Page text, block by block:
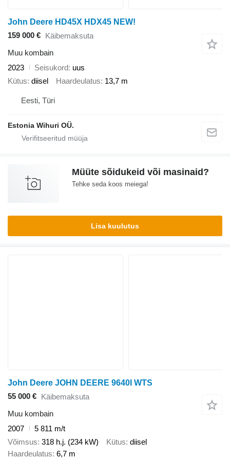
John Deere HD45X HDX45 NEW!
159 000 € Käibemaksuta
Muu kombain
2023
Seisukord uus
Kütus diisel Haardeulatus 13,7 m
Eesti, Türi
Estonia Wihuri OÜ.
Müüte sõidukeid või masinaid?
Tehke seda koos meiega!
Lisa kuulutus
John Deere JOHN DEERE 9640I WTS
55 000 € Käibemaksuta
Muu kombain
2007
5 811 m/t
Võimsus 318 h.j. (234 kW) Kütus diisel
Haardeulatus 6,7 m